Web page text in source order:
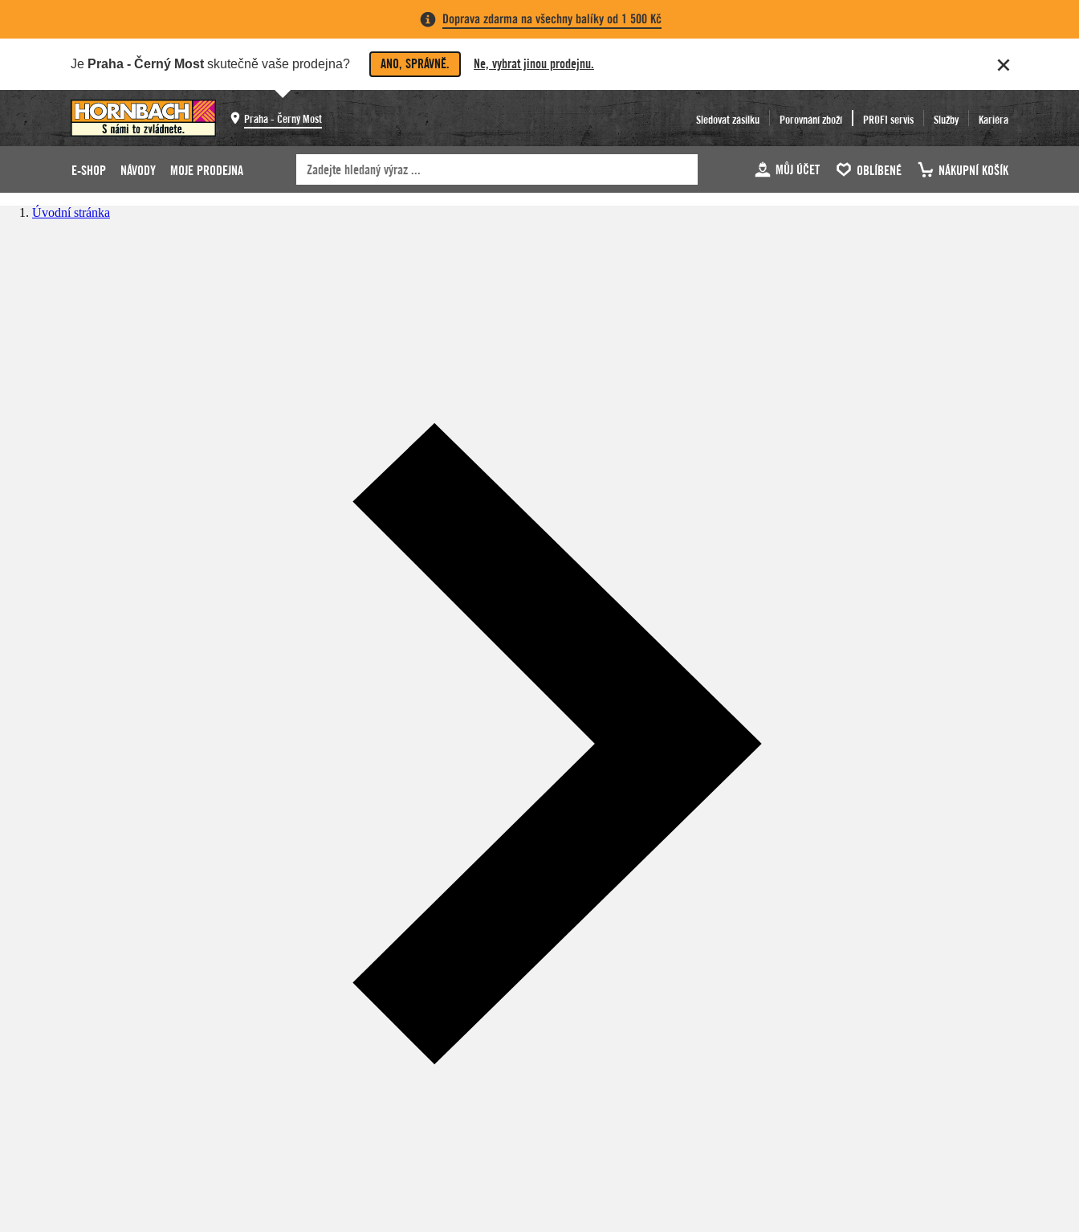
Doprava zdarma na všechny balíky od 1 500 Kč
Je Praha - Černý Most skutečně vaše prodejna? ANO, SPRÁVNĚ. Ne, vybrat jinou prodejnu.
Praha - Černý Most Sledovat zásilku Porovnání zboží PROFI servis Služby Kariéra
E-SHOP NÁVODY MOJE PRODEJNA MŮJ ÚČET OBLÍBENÉ NÁKUPNÍ KOŠÍK
Úvodní stránka